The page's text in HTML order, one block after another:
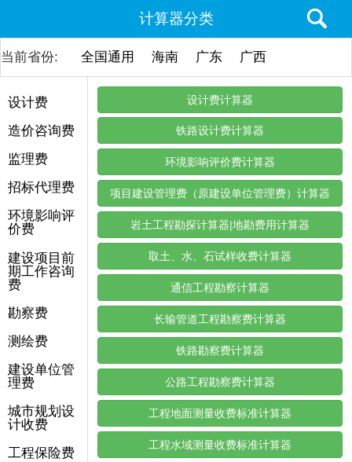
计算器分类
当前省份: 全国通用 海南 广东 广西
设计费
造价咨询费
监理费
招标代理费
环境影响评
价费
建设项目前
期工作咨询
费
勘察费
测绘费
建设单位管
理费
城市规划设
计收费
工程保险费
设计费计算器
铁路设计费计算器
环境影响评价费计算器
项目建设管理费（原建设单位管理费）计算器
岩土工程勘探计算器|地勘费用计算器
取土、水、石试样收费计算器
通信工程勘察计算器
长输管道工程勘察费计算器
铁路勘察费计算器
公路工程勘察费计算器
工程地面测量收费标准计算器
工程水域测量收费标准计算器